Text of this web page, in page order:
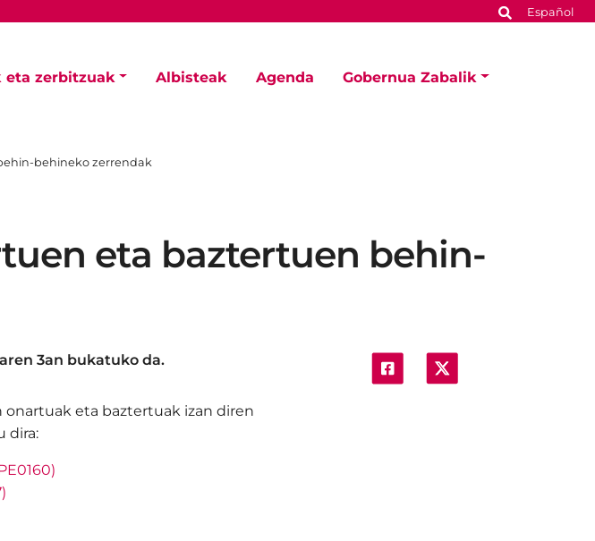
Español
eta zerbitzuak Albisteak Agenda Gobernua Zabalik
behineko zerrendak
eta baztertuen behin-
3an bukatuko da.
eta baztertuak izan diren
dira: